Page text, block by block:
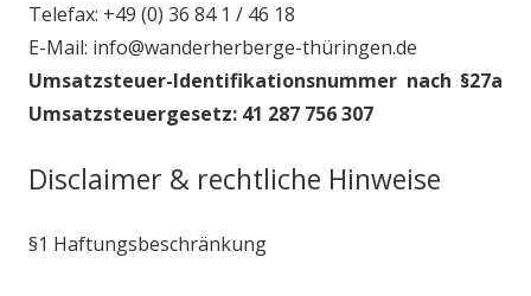
Telefax: +49 (0) 36 84 1 / 46 18
E-Mail: info@wanderherberge-thüringen.de
Umsatzsteuer-Identifikationsnummer nach §27a
Umsatzsteuergesetz: 41 287 756 307
Disclaimer & rechtliche Hinweise
§1 Haftungsbeschränkung